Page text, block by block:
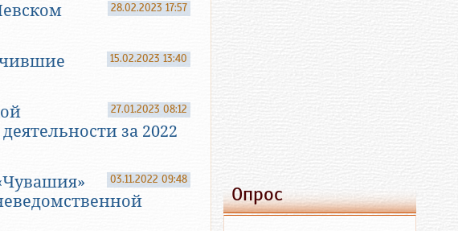
28.02.2023 17:57
15.02.2023 13:40
27.01.2023 08:12
за 2022
03.11.2022 09:48
Опрос